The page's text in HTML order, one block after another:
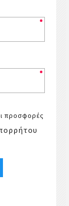
προσφορές